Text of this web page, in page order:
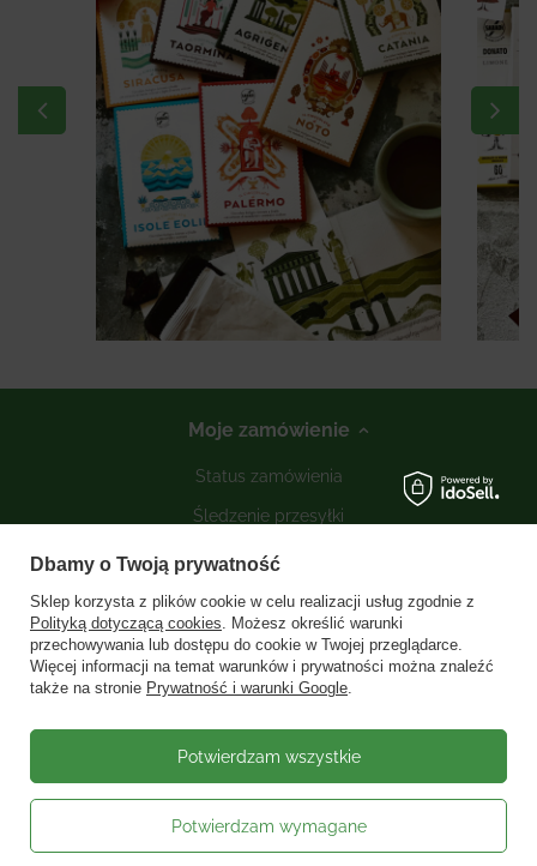
Moje zamówienie
Status zamówienia
Śledzenie przesyłki
Kontakt
Moje konto
Informacje
Social media
W sklepie prezentujemy ceny brutto (z VAT).Stawki VAT dla konsumentów z
Dbamy o Twoją prywatność
Sklep korzysta z plików cookie w celu realizacji usług zgodnie z
Polityką dotyczącą cookies. Możesz określić warunki
przechowywania lub dostępu do cookie w Twojej przeglądarce.
Więcej informacji na temat warunków i prywatności można znaleźć
także na stronie Prywatność i warunki Google.
Potwierdzam wymagane
Potwierdzam wszystkie